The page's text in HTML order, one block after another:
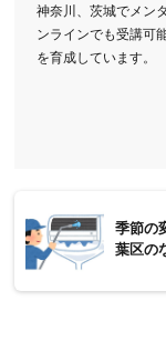
神奈川、茨城でメン
ンラインでも受講可
を育成しています。
季節の
葉区の